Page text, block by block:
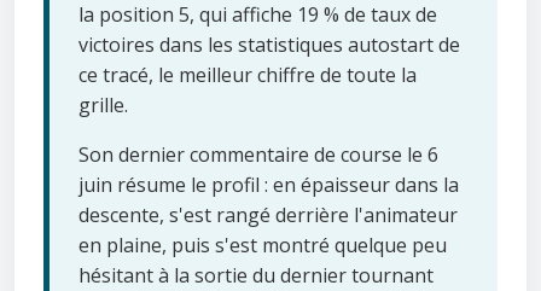
la position 5, qui affiche 19 % de taux de
victoires dans les statistiques autostart de
ce tracé, le meilleur chiffre de toute la
grille.
Son dernier commentaire de course le 6
juin résume le profil : en épaisseur dans la
descente, s'est rangé derrière l'animateur
en plaine, puis s'est montré quelque peu
hésitant à la sortie du dernier tournant